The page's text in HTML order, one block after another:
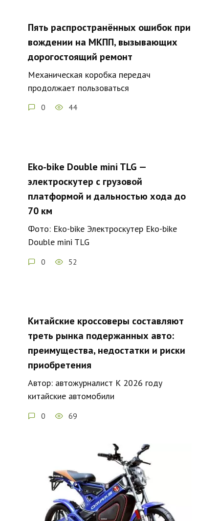
Пять распространённых ошибок при
вождении на МКПП, вызывающих
дорогостоящий ремонт
Механическая коробка передач
продолжает пользоваться
0 44
Eko-bike Double mini TLG —
электроскутер с грузовой
платформой и дальностью хода до
70 км
Фото: Eko-bike Электроскутер Eko-bike
Double mini TLG
0 52
Китайские кроссоверы составляют
треть рынка подержанных авто:
преимущества, недостатки и риски
приобретения
Автор: автожурналист К 2026 году
китайские автомобили
0 69